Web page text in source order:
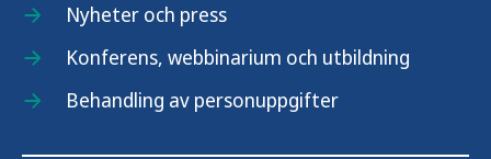
Nyheter och press
Konferens, webbinarium och utbildning
Behandling av personuppgifter